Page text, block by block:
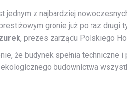
jednym z najbardziej
gronie już po raz drugi
, prezes zarządu Polskiego
że budynek spełnia
budownictwa